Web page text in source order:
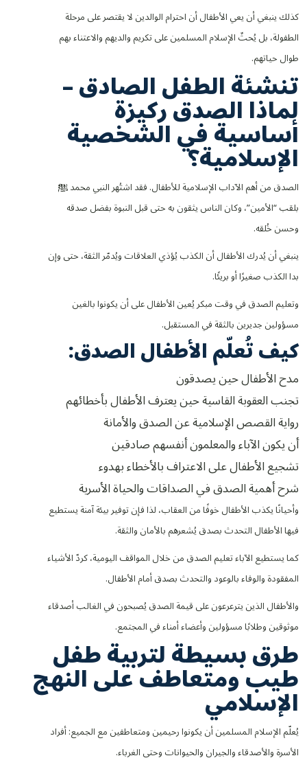
كذلك ينبغي أن يعي الأطفال أن احترام الوالدين لا يقتصر على مرحلة
الطفولة، بل يُحثّ الإسلام المسلمين على تكريم والديهم والاعتناء بهم
طوال حياتهم.
تنشئة الطفل الصادق –
لماذا الصدق ركيزة
أساسية في الشخصية
الإسلامية؟
الصدق من أهم الآداب الإسلامية للأطفال. فقد اشتُهر النبي محمد ﷺ
بلقب “الأمين”، وكان الناس يثقون به حتى قبل النبوة بفضل صدقه
وحسن خُلقه.
ينبغي أن يُدرك الأطفال أن الكذب يُؤذي العلاقات ويُدمّر الثقة، حتى وإن
بدا الكذب صغيرًا أو بريئًا.
وتعليم الصدق في وقت مبكر يُعين الأطفال على أن يكونوا بالغين
مسؤولين جديرين بالثقة في المستقبل.
كيف تُعلّم الأطفال الصدق:
مدح الأطفال حين يصدقون
تجنب العقوبة القاسية حين يعترف الأطفال بأخطائهم
رواية القصص الإسلامية عن الصدق والأمانة
أن يكون الآباء والمعلمون أنفسهم صادقين
تشجيع الأطفال على الاعتراف بالأخطاء بهدوء
شرح أهمية الصدق في الصداقات والحياة الأسرية
وأحيانًا يكذب الأطفال خوفًا من العقاب، لذا فإن توفير بيئة آمنة يستطيع
فيها الأطفال التحدث بصدق يُشعرهم بالأمان والثقة.
كما يستطيع الآباء تعليم الصدق من خلال المواقف اليومية، كردّ الأشياء
المفقودة والوفاء بالوعود والتحدث بصدق أمام الأطفال.
والأطفال الذين يترعرعون على قيمة الصدق يُصبحون في الغالب أصدقاء
موثوقين وطلابًا مسؤولين وأعضاء أمناء في المجتمع.
طرق بسيطة لتربية طفل
طيب ومتعاطف على النهج
الإسلامي
يُعلّم الإسلام المسلمين أن يكونوا رحيمين ومتعاطفين مع الجميع: أفراد
الأسرة والأصدقاء والجيران والحيوانات وحتى الغرباء.